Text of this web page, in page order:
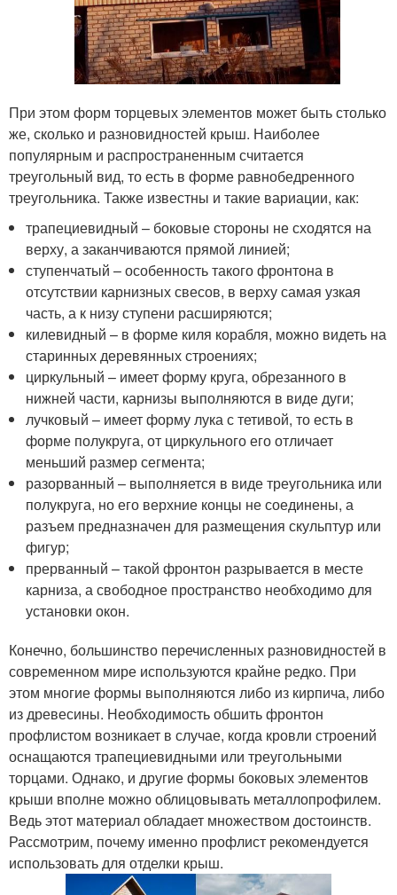
При этом форм торцевых элементов может быть столько
же, сколько и разновидностей крыш. Наиболее
популярным и распространенным считается
треугольный вид, то есть в форме равнобедренного
треугольника. Также известны и такие вариации, как:
трапециевидный – боковые стороны не сходятся на
верху, а заканчиваются прямой линией;
ступенчатый – особенность такого фронтона в
отсутствии карнизных свесов, в верху самая узкая
часть, а к низу ступени расширяются;
килевидный – в форме киля корабля, можно видеть на
старинных деревянных строениях;
циркульный – имеет форму круга, обрезанного в
нижней части, карнизы выполняются в виде дуги;
лучковый – имеет форму лука с тетивой, то есть в
форме полукруга, от циркульного его отличает
меньший размер сегмента;
разорванный – выполняется в виде треугольника или
полукруга, но его верхние концы не соединены, а
разъем предназначен для размещения скульптур или
фигур;
прерванный – такой фронтон разрывается в месте
карниза, а свободное пространство необходимо для
установки окон.
Конечно, большинство перечисленных разновидностей в
современном мире используются крайне редко. При
этом многие формы выполняются либо из кирпича, либо
из древесины. Необходимость обшить фронтон
профлистом возникает в случае, когда кровли строений
оснащаются трапециевидными или треугольными
торцами. Однако, и другие формы боковых элементов
крыши вполне можно облицовывать металлопрофилем.
Ведь этот материал обладает множеством достоинств.
Рассмотрим, почему именно профлист рекомендуется
использовать для отделки крыш.